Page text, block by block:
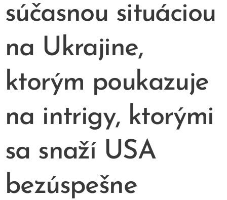
súčasnou situáciou
na Ukrajine,
ktorým poukazuje
na intrigy, ktorými
sa snaží USA
bezúspešne